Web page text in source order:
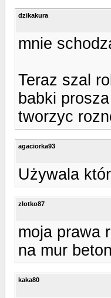
dzikakura
mnie
Teraz szal
babki
tworzyc
agaciorka93
Używala
zlotko87
moja prawa
na mur
kaka80